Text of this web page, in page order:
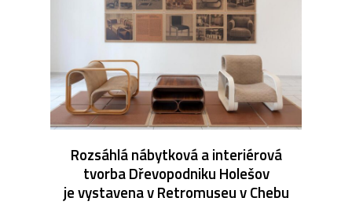
Rozsáhlá nábytková a interiérová
tvorba Dřevopodniku Holešov
je vystavena v Retromuseu v Chebu